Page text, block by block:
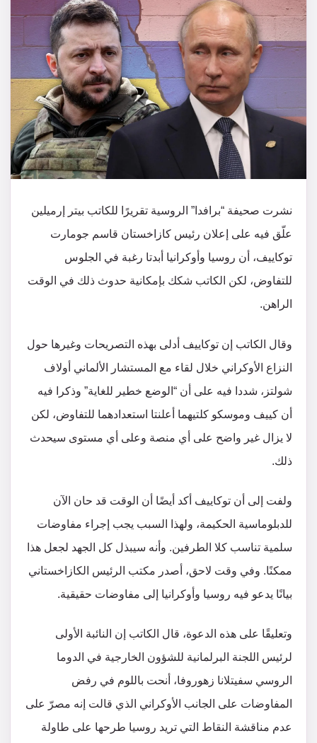
نشرت صحيفة “برافدا” الروسية تقريرًا للكاتب بيتر إرميلين
علّق فيه على إعلان رئيس كازاخستان قاسم جومارت
توكاييف، أن روسيا وأوكرانيا أبدتا رغبة في الجلوس
للتفاوض، لكن الكاتب شكك بإمكانية حدوث ذلك في الوقت
الراهن.
وقال الكاتب إن توكاييف أدلى بهذه التصريحات وغيرها حول
النزاع الأوكراني خلال لقاء مع المستشار الألماني أولاف
شولتز، شددا فيه على أن “الوضع خطير للغاية” وذكرا فيه
أن كييف وموسكو كلتيهما أعلنتا استعدادهما للتفاوض، لكن
لا يزال غير واضح على أي منصة وعلى أي مستوى سيحدث
ذلك.
ولفت إلى أن توكاييف أكد أيضًا أن الوقت قد حان الآن
للدبلوماسية الحكيمة، ولهذا السبب يجب إجراء مفاوضات
سلمية تناسب كلا الطرفين. وأنه سيبذل كل الجهد لجعل هذا
ممكنًا. وفي وقت لاحق، أصدر مكتب الرئيس الكازاخستاني
بيانًا يدعو فيه روسيا وأوكرانيا إلى مفاوضات حقيقية.
وتعليقًا على هذه الدعوة، قال الكاتب إن النائبة الأولى
لرئيس اللجنة البرلمانية للشؤون الخارجية في الدوما
الروسي سفيتلانا زهوروفا، أنحت باللوم في رفض
المفاوضات على الجانب الأوكراني الذي قالت إنه مصرّ على
عدم مناقشة النقاط التي تريد روسيا طرحها على طاولة